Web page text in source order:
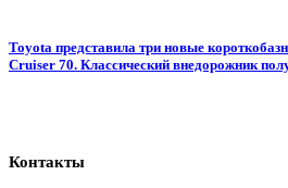
Toyota представила три новые
Cruiser 70. Классический внедорожник
Контакты